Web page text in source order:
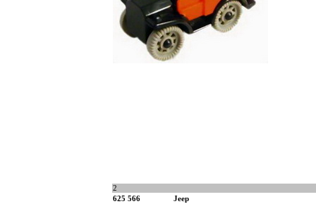
2
625 566
Jeep